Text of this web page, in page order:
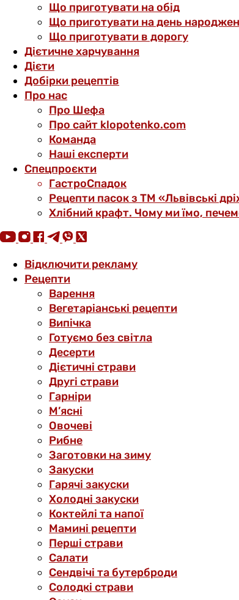
Що приготувати на обід
Що приготувати на день
Що приготувати в дорогу
Дієтичне харчування
Дієти
Добірки рецептів
Про нас
Про Шефа
Про сайт klopotenko.com
Команда
Наші експерти
Спецпроєкти
ГастроСпадок
Рецепти пасок з ТМ «Львівські
Хлібний крафт. Чому ми їмо,
Відключити рекламу
Рецепти
Варення
Вегетаріанські рецепти
Випічка
Готуємо без світла
Десерти
Дієтичні страви
Другі страви
Гарніри
М’ясні
Овочеві
Рибне
Заготовки на зиму
Закуски
Гарячі закуски
Холодні закуски
Коктейлі та напої
Мамині рецепти
Перші страви
Салати
Сендвічі та бутерброди
Солодкі страви